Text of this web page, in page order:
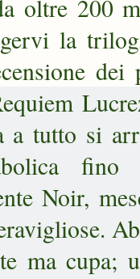
oltre
la
a tutto si
fino
Noir,
ma cupa;